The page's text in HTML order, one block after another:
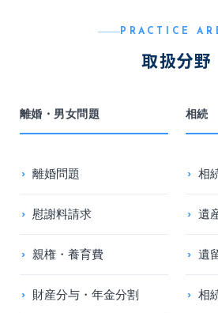
PRACTICE
取扱分野
離婚・男女問題
離婚問題
慰謝料請求
親権・養育費
財産分与・年金分割
相続
相
遺
遺
相